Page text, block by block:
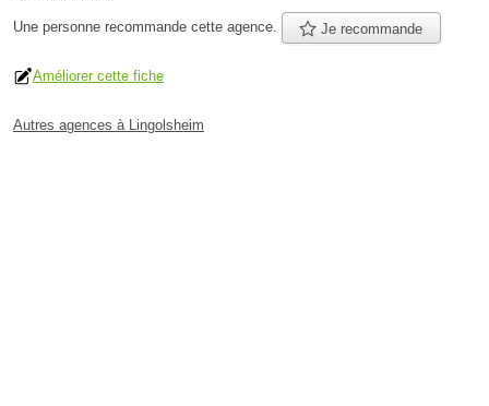
Une personne recommande cette agence. Je recommande
Améliorer cette fiche
Autres agences à Lingolsheim